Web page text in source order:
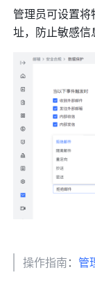
管理员可设置
址，防止敏感信
操作指南： 管